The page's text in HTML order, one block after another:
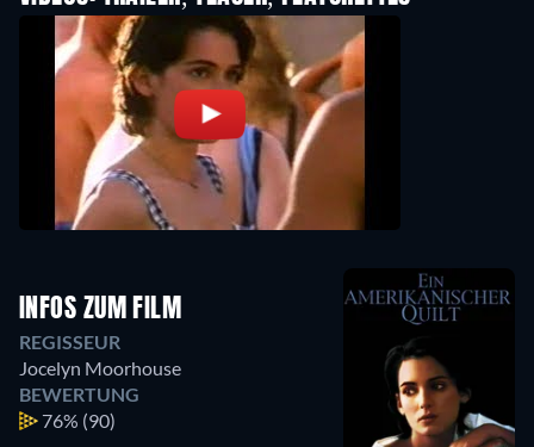
INFOS ZUM FILM
REGISSEUR
Jocelyn Moorhouse
BEWERTUNG
76% (90)